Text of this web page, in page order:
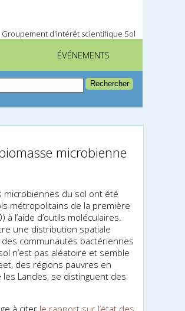
Groupement d'intérêt scientifique Sol
ÉVÉNEMENTS
microbienne
microbiennes du sol ont été
métropolitains de la première
l’aide d’outils moléculaires.
une distribution spatiale
communautés bactériennes
n’est pas aléatoire et semble
des régions pauvres en
Landes, se distinguent des
à citer le rapport sur l’état des